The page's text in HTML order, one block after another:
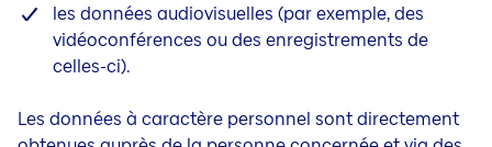
les données audiovisuelles (par exemple, des
vidéoconférences ou des enregistrements de
celles-ci).
Les données à caractère personnel sont directement